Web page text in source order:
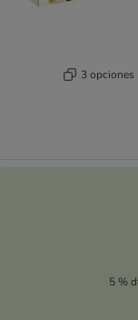
3 opciones
5 %